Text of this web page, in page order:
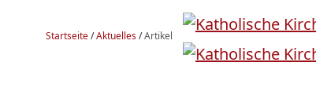
Startseite/Aktuelles/Artikel